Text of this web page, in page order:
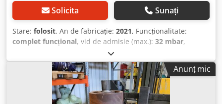
Solicita Sunați
Stare: folosit, An de fabricație: 2021, Funcționalitate:
complet funcțional, vid de admisie (max.): 32 mbar,
3.500 m³/h
electric, Aspirator, sistem de colectare a prafului,
separator umed pentru aluminiu și prafuri explozive, de la
marca renumită TEKA. Model: WNA AL 3500 Este destinat
curățării prafului cu proprietăți speciale, în special a
Anunț mic